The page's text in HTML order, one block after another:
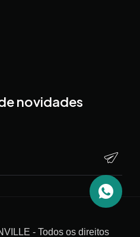
novidades
- Todos os direitos